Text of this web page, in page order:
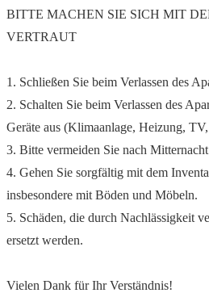
BITTE MACHEN SIE SICH MIT
VERTRAUT
1. Schließen Sie beim Verlassen des
2. Schalten Sie beim Verlassen des
Geräte aus (Klimaanlage, Heizung,
3. Bitte vermeiden Sie nach
4. Gehen Sie sorgfältig mit dem
insbesondere mit Böden und Möbeln.
5. Schäden, die durch Nachlässigkeit
ersetzt werden.
Vielen Dank für Ihr Verständnis!